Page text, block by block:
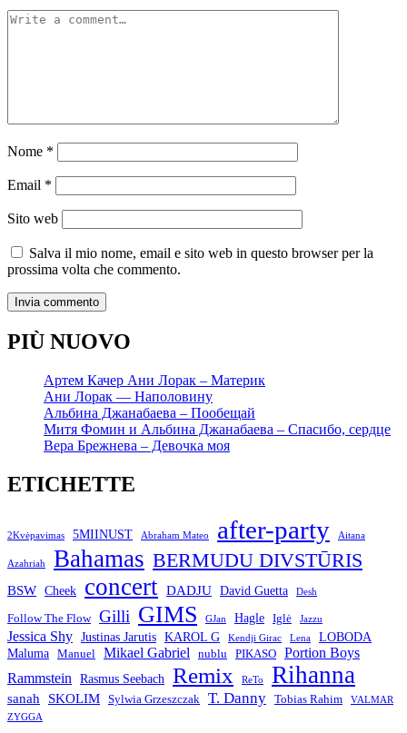
Nome *
Email *
Sito web
Salva il mio nome, email e sito web in questo browser per la
prossima volta che commento.
PIÙ NUOVO
Артем Качер Ани Лорак – Материк
Ани Лорак — Наполовину
Альбина Джанабаева – Пообещай
Митя Фомин и Альбина Джанабаева – Спасибо, сердце
Вера Брежнева – Девочка моя
ETICHETTE
2Kvėpavimas 5MIINUST Abraham Mateo after-party Aitana
Azahriah Bahamas BERMUDU DIVSTŪRIS
BSW Cheek concert DADJU David Guetta Desh
Follow The Flow Gilli GIMS GJan Hagle Iglė Jazzu
Jessica Shy Justinas Jarutis KAROL G Kendji Girac Lena LOBODA
Maluma Manuel Mikael Gabriel nublu PIKASO
Portion Boys
Rammstein
Rasmus Seebach Remix ReTo Rihanna
sanah SKOLIM Sylwia Grzeszczak T. Danny Tobias Rahim VALMAR
ZYGGA